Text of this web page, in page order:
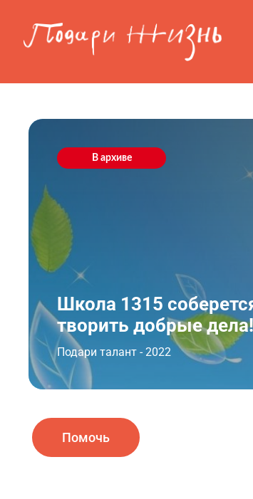
В архиве
Школа 1315
творить добрые дела!
Подари талант - 2022
Помочь